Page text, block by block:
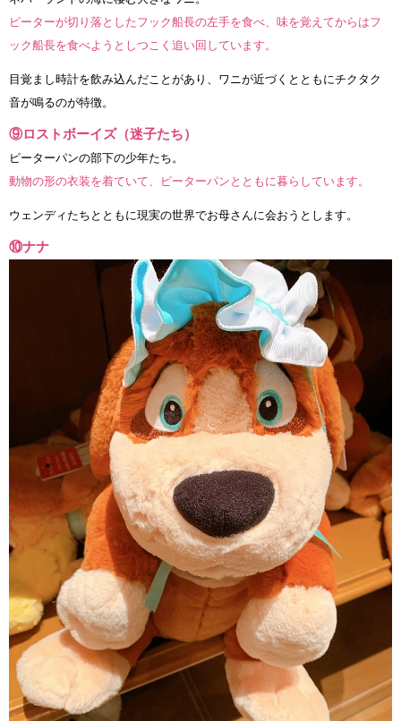
ピーターが切り落としたフック船長の左手を食べ、味を覚えてからはフ
ック船長を食べようとしつこく追い回しています。
目覚まし時計を飲み込んだことがあり、ワニが近づくとともにチクタク
音が鳴るのが特徴。
⑨ロストボーイズ（迷子たち）
ピーターパンの部下の少年たち。
動物の形の衣装を着ていて、ピーターパンとともに暮らしています。
ウェンディたちとともに現実の世界でお母さんに会おうとします。
⑩ナナ